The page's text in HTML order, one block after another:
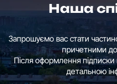
Наша
Запрошуємо вас стати
причетними до
Після оформлення
детальною